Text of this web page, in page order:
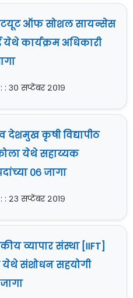
ऑफ सोशल सायन्सेस
येथे कार्यक्रम अधिकारी
: ३० सप्टेंबर २०१९
देशमुख कृषी विद्यापीठ
येथे सहाय्यक
०६ जागा
: २३ सप्टेंबर २०१९
व्यापार संस्था [IIFT]
येथे संशोधन सहयोगी